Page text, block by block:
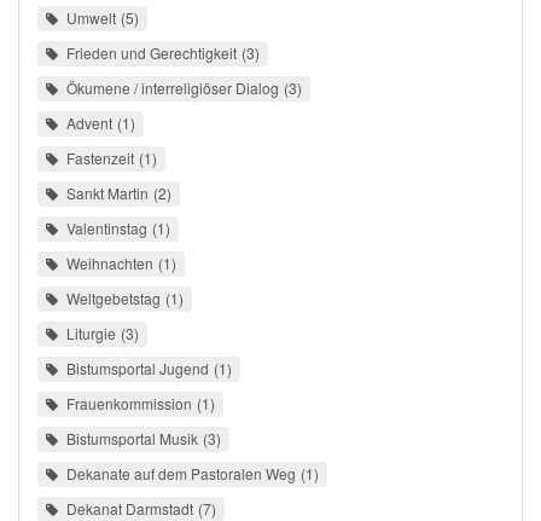
Umwelt 5
Frieden und Gerechtigkeit 3
Ökumene / interreligiöser Dialog 3
Advent 1
Fastenzeit 1
Sankt Martin 2
Valentinstag 1
Weihnachten 1
Weltgebetstag 1
Liturgie 3
Bistumsportal Jugend 1
Frauenkommission 1
Bistumsportal Musik 3
Dekanate auf dem Pastoralen Weg 1
Dekanat Darmstadt 7